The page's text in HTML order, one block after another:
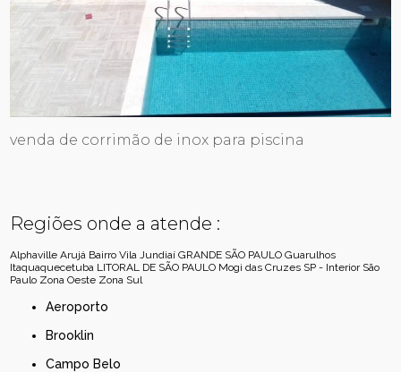
venda de corrimão de inox para piscina
Regiões onde a atende :
Alphaville Arujá Bairro Vila Jundiaí GRANDE SÃO PAULO Guarulhos
Itaquaquecetuba LITORAL DE SÃO PAULO Mogi das Cruzes SP - Interior São
Paulo Zona Oeste Zona Sul
Aeroporto
Brooklin
Campo Belo